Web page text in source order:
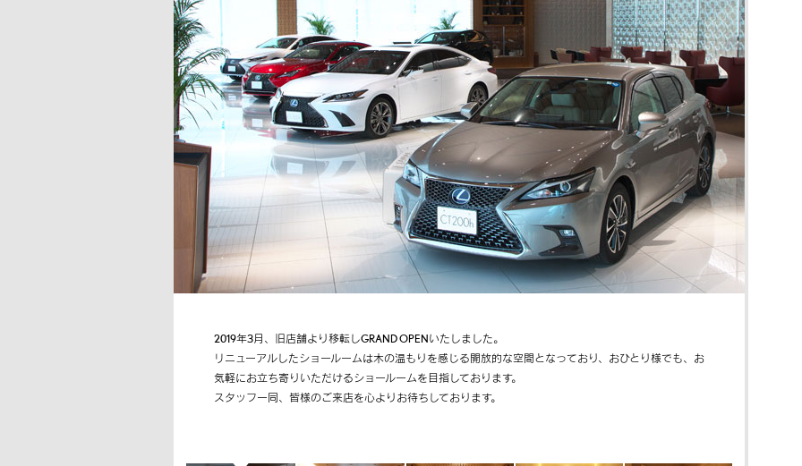
2019年3月、旧店舗より移転しGRAND OPENいたしました。
リニューアルしたショールームは木の温もりを感じる開放的な空間となっており、おひとり様でも、お
気軽にお立ち寄りいただけるショールームを目指しております。
スタッフ一同、皆様のご来店を心よりお待ちしております。